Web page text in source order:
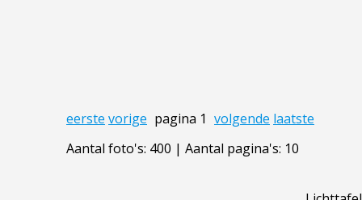
eerste vorige pagina 1 volgende laatste
Aantal foto's: 400 | Aantal pagina's: 10